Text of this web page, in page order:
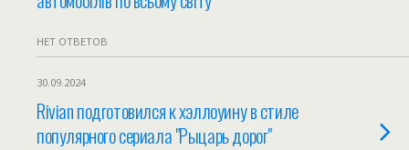
НЕТ ОТВЕТОВ
30.09.2024
Rivian подготовился к хэллоуину в стиле
популярного сериала "Рыцарь дорог"